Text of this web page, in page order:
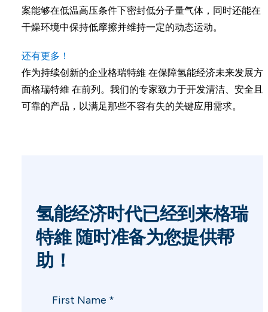
案能够在低温高压条件下密封低分子量气体，同时还能在
干燥环境中保持低摩擦并维持一定的动态运动。
还有更多！
作为持续创新的企业格瑞特維 在保障氢能经济未来发展方
面格瑞特維 在前列。我们的专家致力于开发清洁、安全且
可靠的产品，以满足那些不容有失的关键应用需求。
氢能经济时代已经到来格瑞
特維 随时准备为您提供帮
助！